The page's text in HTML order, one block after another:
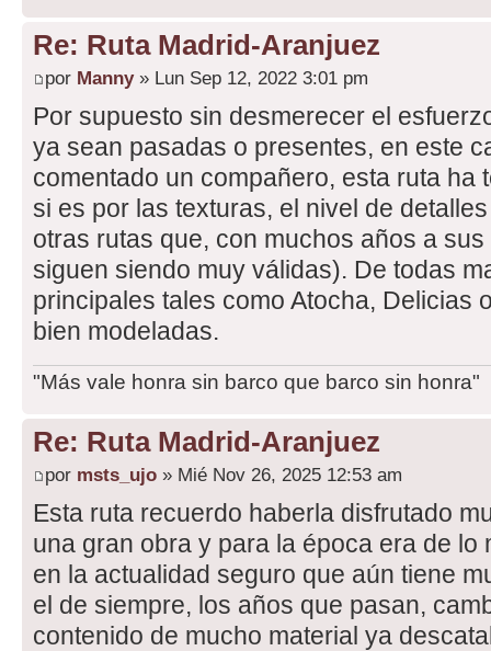
Re: Ruta Madrid-Aranjuez
por Manny» Lun Sep 12, 2022 3:01 pm
Por supuesto sin desmerecer el
ya sean pasadas o presentes, en este
comentado un compañero, esta ruta ha
si es por las texturas, el nivel de
otras rutas que, con muchos años a
siguen siendo muy válidas). De todas
principales tales como Atocha, Delicias
bien modeladas.
"Más vale honra sin barco que barco sin honra"
Re: Ruta Madrid-Aranjuez
por msts_ujo » Mié Nov 26, 2025 12:53 am
Esta ruta recuerdo haberla disfrutado
una gran obra y para la época era de lo
en la actualidad seguro que aún tiene
el de siempre, los años que pasan,
contenido de mucho material ya